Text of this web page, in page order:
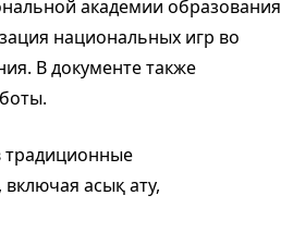
академии образования
национальных игр во
В документе также
традиционные
асық ату,